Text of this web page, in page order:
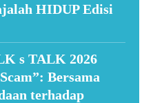
HIDUP Edisi
s TALK 2026
Bersama
terhadap